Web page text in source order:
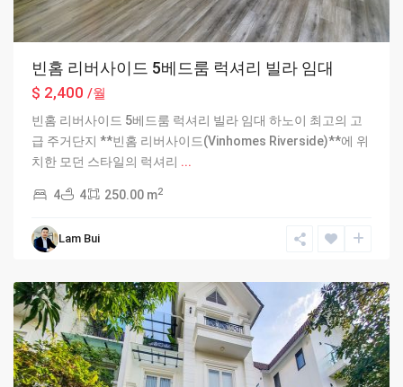
빈홈 리버사이드 5베드룸 럭셔리 빌라 임대
$ 2,400 /월
빈홈 리버사이드 5베드룸 럭셔리 빌라 임대 하노이 최고의 고
급 주거단지 **빈홈 리버사이드(Vinhomes Riverside)**에 위
치한 모던 스타일의 럭셔리 ...
4 4 250.00 m2
Lam Bui